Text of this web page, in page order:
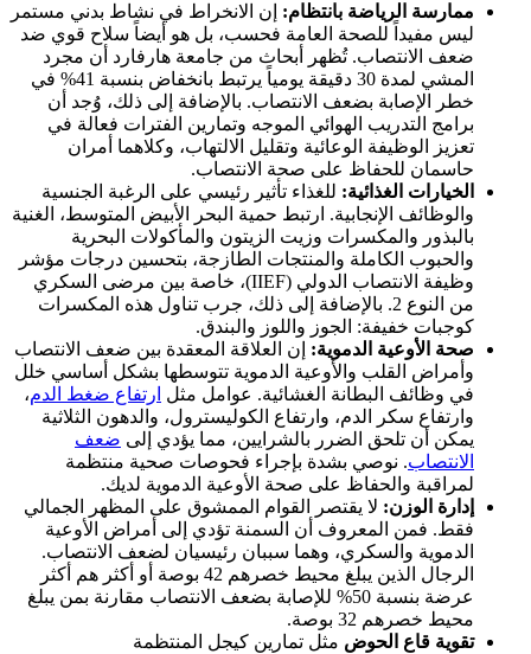
ممارسة الرياضة بانتظام: إن الانخراط في نشاط بدني مستمر
ليس مفيداً للصحة العامة فحسب، بل هو أيضاً سلاح قوي ضد
ضعف الانتصاب. تُظهر أبحاث من جامعة هارفارد أن مجرد
المشي لمدة 30 دقيقة يومياً يرتبط بانخفاض بنسبة 41% في
خطر الإصابة بضعف الانتصاب. بالإضافة إلى ذلك، وُجد أن
برامج التدريب الهوائي الموجه وتمارين الفترات فعالة في
تعزيز الوظيفة الوعائية وتقليل الالتهاب، وكلاهما أمران
حاسمان للحفاظ على صحة الانتصاب.
الخيارات الغذائية: للغذاء تأثير رئيسي على الرغبة الجنسية
والوظائف الإنجابية. ارتبط حمية البحر الأبيض المتوسط، الغنية
بالبذور والمكسرات وزيت الزيتون والمأكولات البحرية
والحبوب الكاملة والمنتجات الطازجة، بتحسين درجات مؤشر
وظيفة الانتصاب الدولي (IIEF)، خاصة بين مرضى السكري
من النوع 2. بالإضافة إلى ذلك، جرب تناول هذه المكسرات
كوجبات خفيفة: الجوز واللوز والبندق.
صحة الأوعية الدموية: إن العلاقة المعقدة بين ضعف الانتصاب
وأمراض القلب والأوعية الدموية تتوسطها بشكل أساسي خلل
في وظائف البطانة الغشائية. عوامل مثل ارتفاع ضغط الدم،
وارتفاع سكر الدم، وارتفاع الكوليسترول، والدهون الثلاثية
يمكن أن تلحق الضرر بالشرايين، مما يؤدي إلى ضعف
الانتصاب. نوصي بشدة بإجراء فحوصات صحية منتظمة
لمراقبة والحفاظ على صحة الأوعية الدموية لديك.
إدارة الوزن: لا يقتصر القوام الممشوق على المظهر الجمالي
فقط. فمن المعروف أن السمنة تؤدي إلى أمراض الأوعية
الدموية والسكري، وهما سببان رئيسيان لضعف الانتصاب.
الرجال الذين يبلغ محيط خصرهم 42 بوصة أو أكثر هم أكثر
عرضة بنسبة 50% للإصابة بضعف الانتصاب مقارنة بمن يبلغ
محيط خصرهم 32 بوصة.
تقوية قاع الحوض مثل تمارين كيجل المنتظمة